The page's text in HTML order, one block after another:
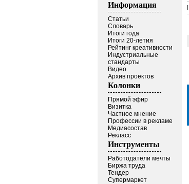
Информация
Статьи
Словарь
Итоги года
Итоги 20-летия
Рейтинг креативности
Индустриальные
стандарты
Видео
Архив проектов
Колонки
Прямой эфир
Визитка
Частное мнение
Профессии в рекламе
Медиасостав
Рекласс
Инструменты
Работодатели мечты
Биржа труда
Тендер
Супермаркет